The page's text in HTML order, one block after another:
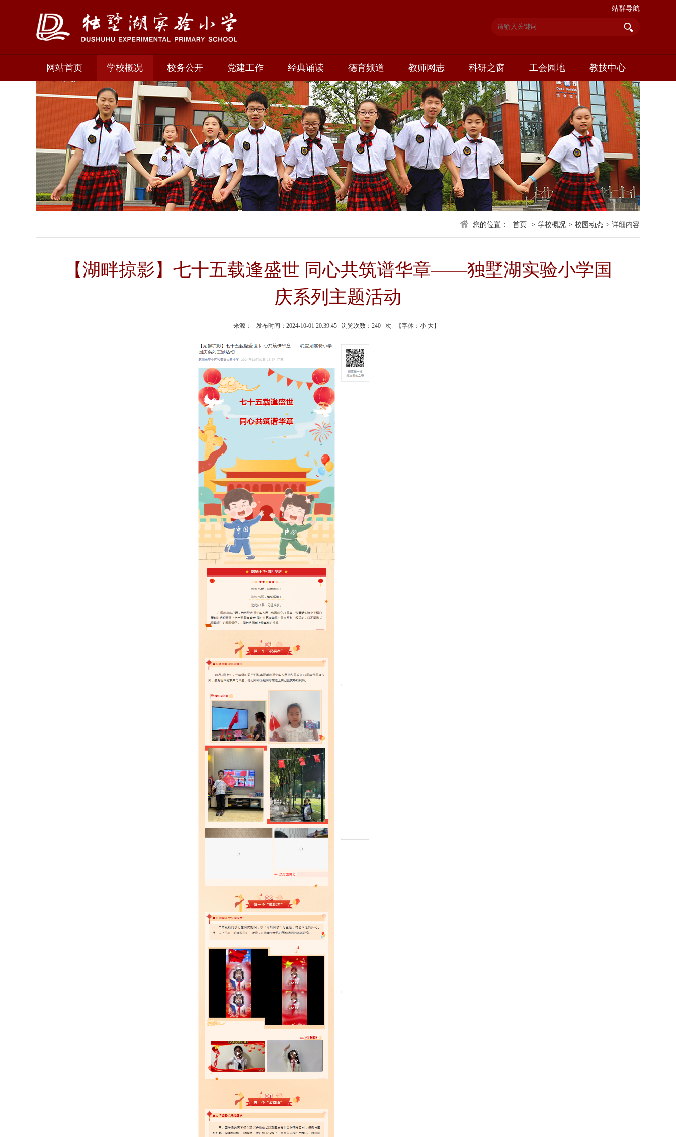
站群导航
网站首页 学校概况 校务公开 党建工作 经典诵读 德育频道 教师网志 科研之窗 工会园地 教技中心
您的位置： 首页 > 学校概况 > 校园动态 > 详细内容
【湖畔掠影】七十五载逢盛世 同心共筑谱华章——独墅湖实验小学国
庆系列主题活动
来源： 发布时间：2024-10-01 20:39:45 浏览次数： 240 次 【字体： 小 大】